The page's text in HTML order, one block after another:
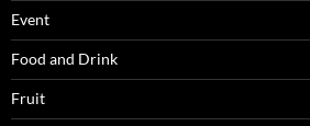
Event
Food and Drink
Fruit